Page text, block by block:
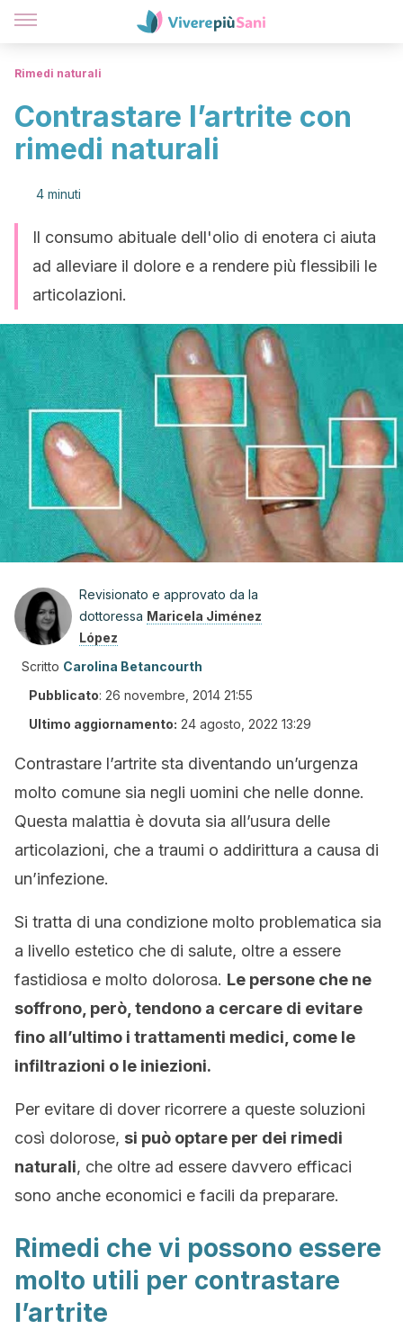
Rimedi naturali
Contrastare l’artrite con
rimedi naturali
4 minuti
Il consumo abituale dell'olio di enotera ci aiuta
ad alleviare il dolore e a rendere più flessibili le
articolazioni.
Revisionato e approvato da la
dottoressa Maricela Jiménez
López
Scritto Carolina Betancourth
Pubblicato: 26 novembre, 2014 21:55
Ultimo aggiornamento: 24 agosto, 2022 13:29
Contrastare l’artrite sta diventando un’urgenza
molto comune sia negli uomini che nelle donne.
Questa malattia è dovuta sia all’usura delle
articolazioni, che a traumi o addirittura a causa di
un’infezione.
Si tratta di una condizione molto problematica sia
a livello estetico che di salute, oltre a essere
fastidiosa e molto dolorosa. Le persone che ne
soffrono, però, tendono a cercare di evitare
fino all’ultimo i trattamenti medici, come le
infiltrazioni o le iniezioni.
Per evitare di dover ricorrere a queste soluzioni
così dolorose, si può optare per dei rimedi
naturali, che oltre ad essere davvero efficaci
sono anche economici e facili da preparare.
Rimedi che vi possono essere
molto utili per contrastare
l’artrite